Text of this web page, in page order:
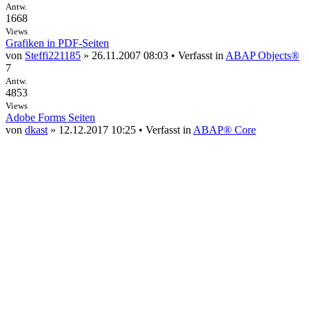
Antw.
1668
Views
Grafiken in PDF-Seiten
von Steffi221185 » 26.11.2007 08:03 • Verfasst in ABAP Objects®
7
Antw.
4853
Views
Adobe Forms Seiten
von dkast » 12.12.2017 10:25 • Verfasst in ABAP® Core